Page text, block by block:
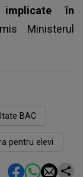
în
Ministerul
BAC
pentru elevi